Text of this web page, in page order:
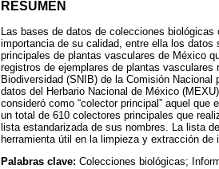
RESUMEN
Las bases de datos de colecciones
importancia de su calidad, entre ella los
principales de plantas vasculares de México
registros de ejemplares de plantas
Biodiversidad (SNIB) de la Comisión
datos del Herbario Nacional de México
consideró como “colector principal” aquel
un total de 610 colectores principales que
lista estandarizada de sus nombres. La lista
herramienta útil en la limpieza y extracción
Palabras clave: Colecciones biológicas;